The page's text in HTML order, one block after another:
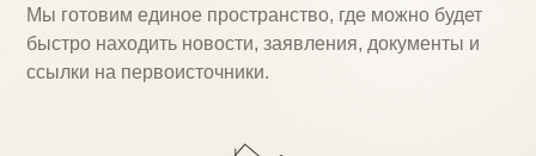
Мы готовим единое пространство, где можно будет
быстро находить новости, заявления, документы и
ссылки на первоисточники.